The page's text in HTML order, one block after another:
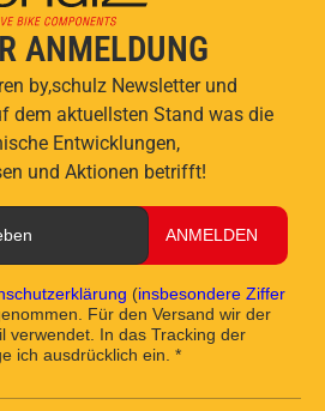
ANMELDUNG
by,schulz Newsletter und
dem aktuellsten Stand was die
Entwicklungen,
und Aktionen betrifft!
ANMELDEN
(insbesondere Ziffer
Für den Versand wir der
verwendet. In das Tracking der
ich ausdrücklich ein. *